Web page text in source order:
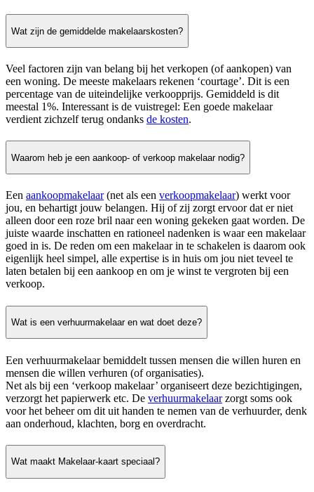
Wat zijn de gemiddelde makelaarskosten?
Veel factoren zijn van belang bij het verkopen (of aankopen) van
een woning. De meeste makelaars rekenen ‘courtage’. Dit is een
percentage van de uiteindelijke verkoopprijs. Gemiddeld is dit
meestal 1%. Interessant is de vuistregel: Een goede makelaar
verdient zichzelf terug ondanks de kosten.
Waarom heb je een aankoop- of verkoop makelaar nodig?
Een aankoopmakelaar(net als een verkoopmakelaar) werkt voor
jou, en behartigt jouw belangen. Hij of zij zorgt ervoor dat er niet
alleen door een roze bril naar een woning gekeken gaat worden. De
juiste waarde inschatten en rationeel nadenken is waar een makelaar
goed in is. De reden om een makelaar in te schakelen is daarom ook
eigenlijk heel simpel, alle expertise is in huis om jou niet teveel te
laten betalen bij een aankoop en om je winst te vergroten bij een
verkoop.
Wat is een verhuurmakelaar en wat doet deze?
Een verhuurmakelaar bemiddelt tussen mensen die willen huren en
mensen die willen verhuren (of organisaties).
Net als bij een ‘verkoop makelaar’ organiseert deze bezichtigingen,
verzorgt het papierwerk etc. De verhuurmakelaarzorgt soms ook
voor het beheer om dit uit handen te nemen van de verhuurder, denk
aan onderhoud, klachten, borg en overdracht.
Wat maakt Makelaar-kaart speciaal?